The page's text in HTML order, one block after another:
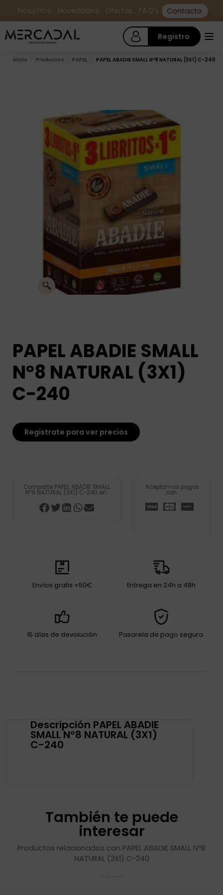
Nosotros Novedades Ofertas FAQ’s Contacto
Registro
Inicio Productos PAPEL PAPEL ABADIE SMALL Nº8 NATURAL (3X1) C-240
PAPEL ABADIE SMALL
Nº8 NATURAL (3X1)
C-240
Registrate para ver precios
Comparte PAPEL ABADIE SMALL
Nº8 NATURAL (3X1) C-240 en:
Aceptamos pagos
con:
Envíos gratis +50€ Entrega en 24h a 48h
15 días de devolución Pasarela de pago segura
Descripción PAPEL ABADIE
SMALL Nº8 NATURAL (3X1)
C-240
También te puede
interesar
Productos relacionados con PAPEL ABADIE SMALL Nº8
NATURAL (3X1) C-240